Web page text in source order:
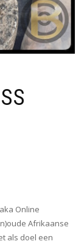
Online
Afrikaanse
als doel een